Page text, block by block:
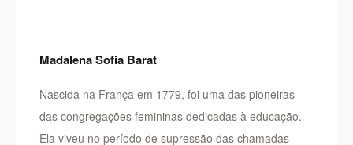
Madalena Sofia Barat
Nascida na França em 1779, foi uma das pioneiras
das congregações femininas dedicadas à educação.
Ela viveu no período de supressão das chamadas